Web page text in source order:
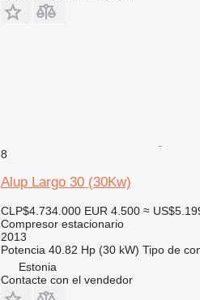
8
Alup Largo 30 (30Kw)
CLP$4.734.000 EUR 4.500 ≈
Compresor estacionario
2013
Potencia 40.82 Hp (30 kW) Tipo de
Estonia
Contacte con el vendedor